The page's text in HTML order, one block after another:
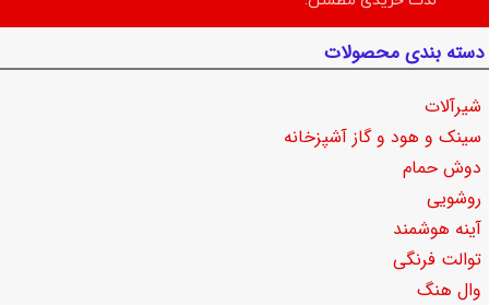
دسته بندی محصولات
شیرآلات
سینک و هود و گاز آشپزخانه
دوش حمام
روشویی
آینه هوشمند
توالت فرنگی
وال هنگ